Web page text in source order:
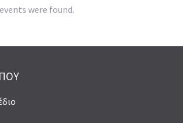
were found.